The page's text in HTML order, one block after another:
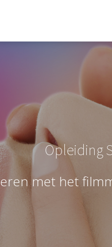
Opleiding
enmet het flmma